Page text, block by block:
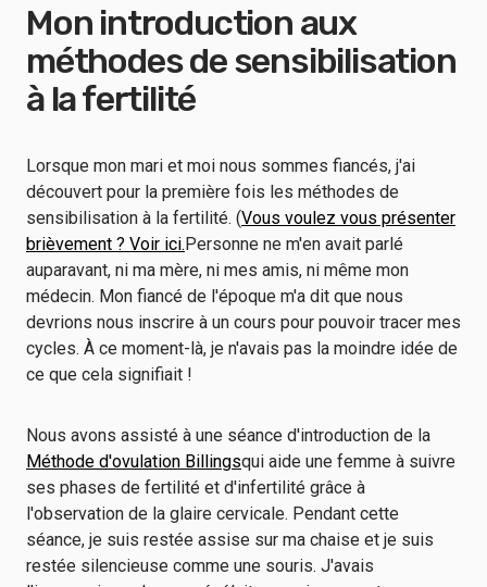
Mon introduction aux
méthodes de sensibilisation
à la fertilité
Lorsque mon mari et moi nous sommes fiancés, j'ai
découvert pour la première fois les méthodes de
sensibilisation à la fertilité. (Vous voulez vous présenter
brièvement ? Voir ici.Personne ne m'en avait parlé
auparavant, ni ma mère, ni mes amis, ni même mon
médecin. Mon fiancé de l'époque m'a dit que nous
devrions nous inscrire à un cours pour pouvoir tracer mes
cycles. À ce moment-là, je n'avais pas la moindre idée de
ce que cela signifiait !
Nous avons assisté à une séance d'introduction de la
Méthode d'ovulation Billingsqui aide une femme à suivre
ses phases de fertilité et d'infertilité grâce à
l'observation de la glaire cervicale. Pendant cette
séance, je suis restée assise sur ma chaise et je suis
restée silencieuse comme une souris. J'avais